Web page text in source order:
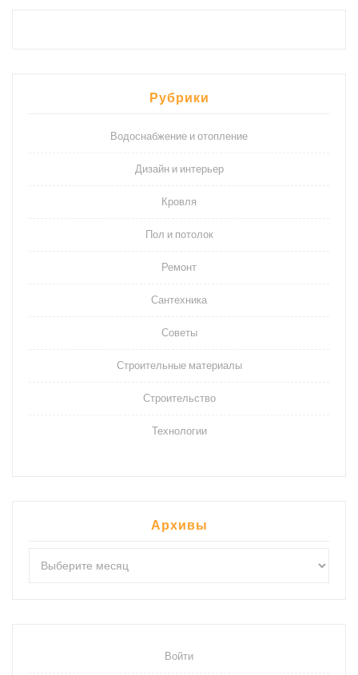
Рубрики
Водоснабжение и отопление
Дизайн и интерьер
Кровля
Пол и потолок
Ремонт
Сантехника
Советы
Строительные материалы
Строительство
Технологии
Архивы
Войти